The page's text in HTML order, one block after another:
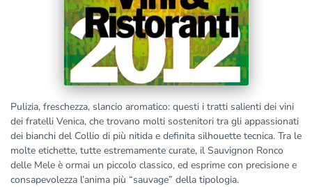
Pulizia, freschezza, slancio aromatico: questi i tratti salienti dei vini
dei fratelli Venica, che trovano molti sostenitori tra gli appassionati
dei bianchi del Collio di più nitida e definita silhouette tecnica. Tra le
molte etichette, tutte estremamente curate, il Sauvignon Ronco
delle Mele è ormai un piccolo classico, ed esprime con precisione e
consapevolezza l’anima più “sauvage” della tipologia.